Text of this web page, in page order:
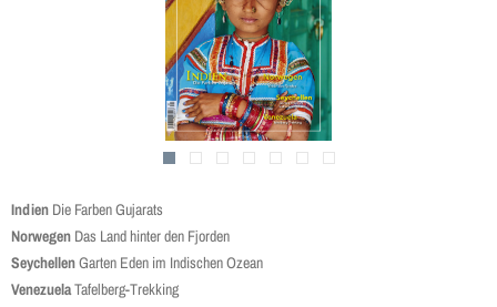
Indien Die Farben Gujarats
Norwegen Das Land hinter den Fjorden
SeychellenGarten Eden im Indischen Ozean
VenezuelaTafelberg-Trekking